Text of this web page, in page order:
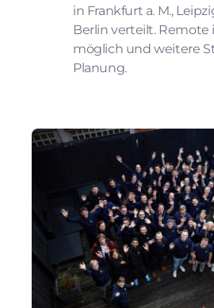
in Frankfurt a. M.,
Berlin verteilt. Remote
möglich und weitere
Planung.